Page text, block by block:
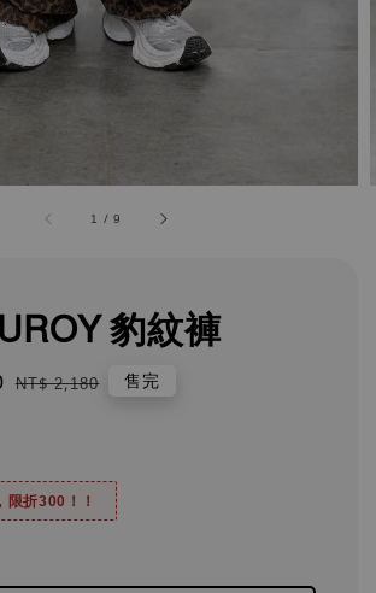
1 /9
豹紋褲
Regular
NT$ 2,180 售完
折300！！